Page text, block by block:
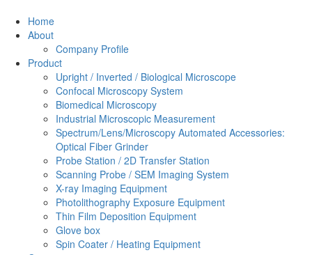
Home
About
Company Profile
Product
Upright / Inverted / Biological Microscope
Confocal Microscopy System
Biomedical Microscopy
Industrial Microscopic Measurement
Spectrum/Lens/Microscopy Automated Accessories:
Optical Fiber Grinder
Probe Station / 2D Transfer Station
Scanning Probe / SEM Imaging System
X-ray Imaging Equipment
Photolithography Exposure Equipment
Thin Film Deposition Equipment
Glove box
Spin Coater / Heating Equipment